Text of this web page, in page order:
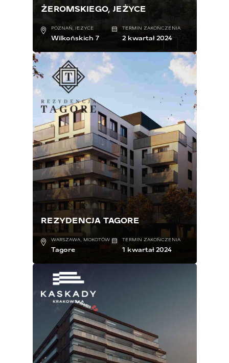
ŻEROMSKIEGO, JEŻYCE
POZNAŃ, JEŻYCE
Wilkońskich 7
TERMIN ZAKOŃCZENIA:
2 kwartał 2024
REZYDENCJA TAGORE
WARSZAWA, MOKOTÓW
Tagore
TERMIN ZAKOŃCZENIA:
1 kwartał 2024